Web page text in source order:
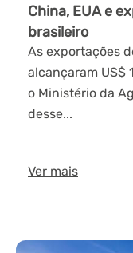
China, EUA e
brasileiro
As exportações
alcançaram US$
o Ministério da
desse...
Ver mais